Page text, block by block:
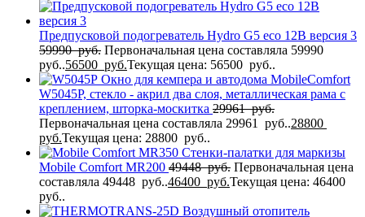
Предпусковой подогреватель Hydro G5 eco 12В версия 3
59990руб. Первоначальная цена составляла 59990
руб..56500 руб.Текущая цена: 56500 руб..
Окно для кемпера и автодома MobileComfort
W5045P, стекло - акрил два слоя, металлическая рама с
креплением, шторка-москитка 29961руб.
Первоначальная цена составляла 29961 руб..28800
руб.Текущая цена: 28800 руб..
Стенки-палатки для маркизы
Mobile Comfort МR200 49448руб. Первоначальная цена
составляла 49448 руб..46400 руб.Текущая цена: 46400
руб..
Воздушный отопитель